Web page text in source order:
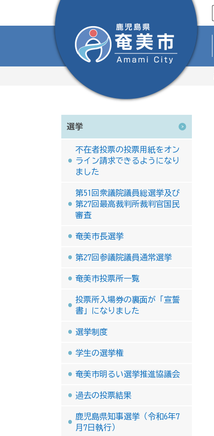
選挙
不在者投票の投票用紙をオン
ライン請求できるようになり
ました
第51回衆議院議員総選挙及び
第27回最高裁判所裁判官国民
審査
奄美市長選挙
第27回参議院議員通常選挙
奄美市投票所一覧
投票所入場券の裏面が「宣誓
書」になりました
選挙制度
学生の選挙権
奄美市明るい選挙推進協議会
過去の投票結果
鹿児島県知事選挙（令和6年7
月7日執行）